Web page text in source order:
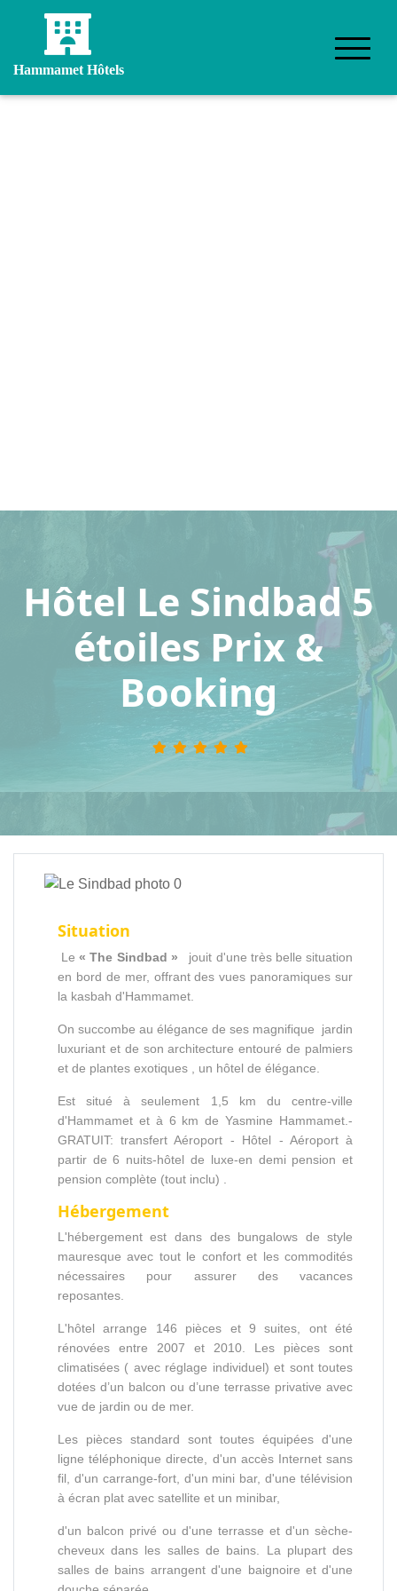
Hammamet Hôtels
Hôtel Le Sindbad 5
étoiles Prix &
Booking
Situation
Le« The Sindbad » jouit d'une très belle situation
en bord de mer, offrant des vues panoramiques sur
la kasbah d'Hammamet.
On succombe au élégance de ses magnifique jardin
luxuriant et de son architecture entouré de palmiers
et de plantes exotiques , un hôtel de élégance.
Est situé à seulement 1,5 km du centre-ville
d'Hammamet et à 6 km de Yasmine Hammamet.-
GRATUIT: transfert Aéroport - Hôtel - Aéroport à
partir de 6 nuits-hôtel de luxe-en demi pension et
pension complète (tout inclu) .
Hébergement
L'hébergement est dans des bungalows de style
mauresque avec tout le confort et les commodités
nécessaires pour assurer des vacances
reposantes.
L'hôtel arrange 146 pièces et 9 suites, ont été
rénovées entre 2007 et 2010. Les pièces sont
climatisées ( avec réglage individuel) et sont toutes
dotées d’un balcon ou d’une terrasse privative avec
vue de jardin ou de mer.
Les pièces standard sont toutes équipées d'une
ligne téléphonique directe, d'un accès Internet sans
fil, d'un carrange-fort, d'un mini bar, d'une télévision
à écran plat avec satellite et un minibar,
d'un balcon privé ou d'une terrasse et d'un sèche-
cheveux dans les salles de bains. La plupart des
salles de bains arrangent d'une baignoire et d'une